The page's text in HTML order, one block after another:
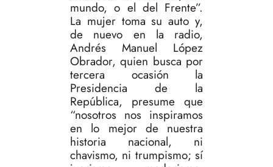
mundo, o el del Frente”.
La mujer toma su auto y,
de nuevo en la radio,
Andrés Manuel López
Obrador, quien busca por
tercera ocasión la
Presidencia de la
República, presume que
“nosotros nos inspiramos
en lo mejor de nuestra
historia nacional, ni
chavismo, ni trumpismo; sí